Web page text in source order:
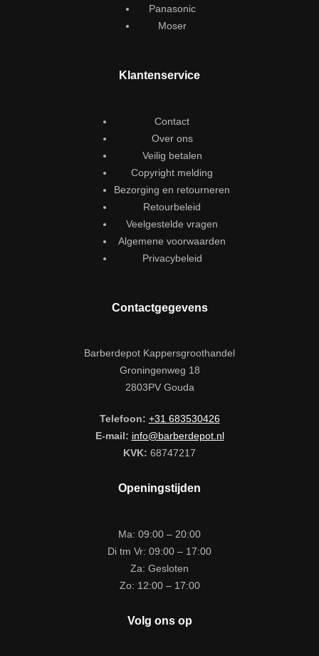
Panasonic
Moser
Klantenservice
Contact
Over ons
Veilig betalen
Copyright melding
Bezorging en retourneren
Retourbeleid
Veelgestelde vragen
Algemene voorwaarden
Privacybeleid
Contactgegevens
Barberdepot Kappersgroothandel
Groningenweg 18
2803PV Gouda
Telefoon: +31 683530426
E-mail: info@barberdepot.nl
KVK: 68747217
Openingstijden
Ma: 09:00 – 20:00
Di tm Vr: 09:00 – 17:00
Za: Gesloten
Zo: 12:00 – 17:00
Volg ons op